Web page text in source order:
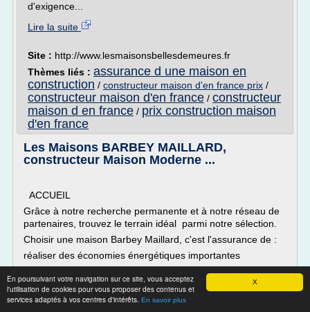
X
En poursuivant votre navigation sur ce site, vous acceptez
l'utilisation de cookies pour vous proposer des contenus et
services adaptés à vos centres d'intérêts. En savoir plus
d'exigence...
Lire la suite
Site : http://www.lesmaisonsbellesdemeures.fr
Thèmes liés : assurance d une maison en
construction / constructeur maison d'en france prix /
constructeur maison d'en france / constructeur
maison d en france / prix construction maison
d'en france
Les Maisons BARBEY MAILLARD,
constructeur Maison Moderne ...
ACCUEIL
Grâce à notre recherche permanente et à notre réseau de
partenaires, trouvez le terrain idéal parmi notre sélection.
Choisir une maison Barbey Maillard, c'est l'assurance de :
réaliser des économies énergétiques importantes
être respectueux de l'environnement
Constructeur de maisons individuelles en Ile-de-France et